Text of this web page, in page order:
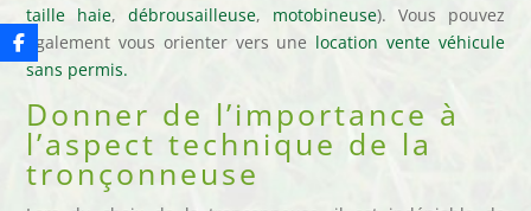
taille haie,débrousailleuse, motobineuse). Vous pouvez
également vous orienter vers une location vente véhicule
sans permis.
Donner de l’importance à
l’aspect technique de la
tronçonneuse